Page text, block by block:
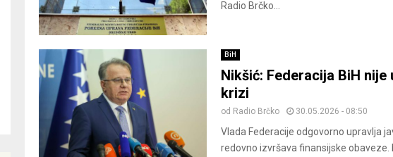
Radio Brčko...
BiH
Nikšić: Federacija BiH
krizi
od Radio Brčko 30.05.2026 - 08:50
Vlada Federacije odgovorno upravlja
redovno izvršava finansijske obaveze.